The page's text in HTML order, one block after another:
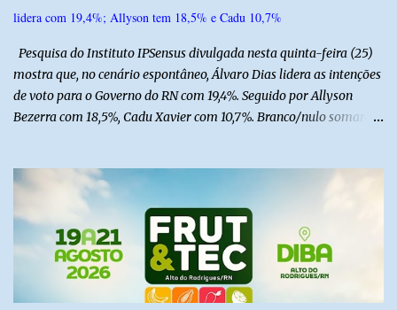
lidera com 19,4%; Allyson tem 18,5% e Cadu 10,7%
Pesquisa do Instituto IPSensus divulgada nesta quinta-feira (25)
mostra que, no cenário espontâneo, Álvaro Dias lidera as intenções
de voto para o Governo do RN com 19,4%. Seguido por Allyson
Bezerra com 18,5%, Cadu Xavier com 10,7%. Branco/nulo somaram
do Norte entre os dias 18 e 22 de junho de 2026. O levantamento
possui margem de erro de 2,5 pontos percentuais e nível de
confiança de 95%. Registro no TSE: RN-09520/2026